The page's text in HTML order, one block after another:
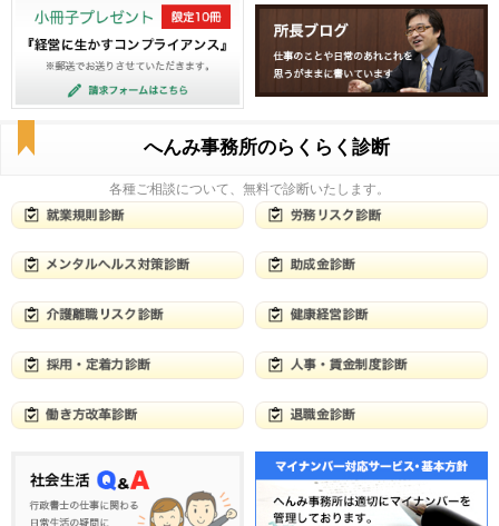
へんみ事務所のらくらく診断
各種ご相談について、無料で診断いたします。